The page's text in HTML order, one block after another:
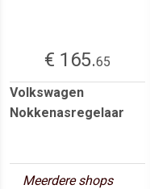
€ 165.65
Volkswagen
Nokkenasregelaar
Meerdere shops